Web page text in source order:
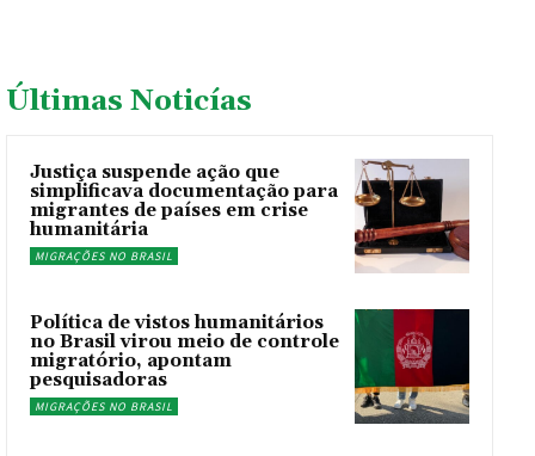
Últimas Noticías
Justiça suspende ação que
simplificava documentação para
migrantes de países em crise
humanitária
MIGRAÇÕES NO BRASIL
Política de vistos humanitários
no Brasil virou meio de controle
migratório, apontam
pesquisadoras
MIGRAÇÕES NO BRASIL